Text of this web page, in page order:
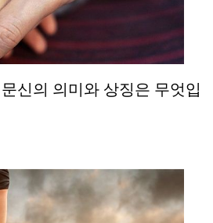
신의 의미와 상징은 무엇입